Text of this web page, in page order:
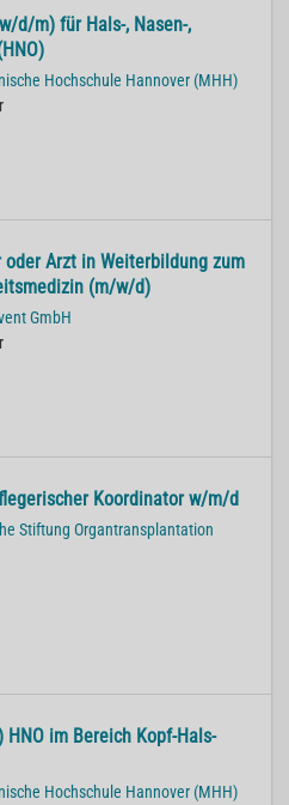
d/m) für Hals-, Nasen-,
Hochschule Hannover (MHH)
Arzt in Weiterbildung zum
(m/w/d)
GmbH
Koordinator w/m/d
Stiftung Organtransplantation
im Bereich Kopf-Hals-
Hochschule Hannover (MHH)